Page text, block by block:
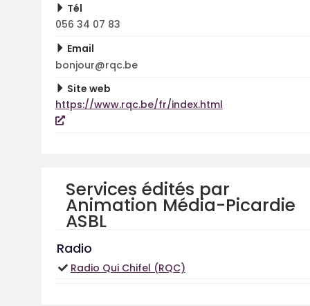
Tél
056 34 07 83
Email
bonjour@rqc.be
Site web
https://www.rqc.be/fr/index.html
Services édités par
Animation Média-Picardie
ASBL
Radio
Radio Qui Chifel (RQC)